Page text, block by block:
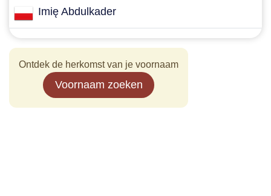
Imię Abdulkader
Ontdek de herkomst van je voornaam
Voornaam zoeken